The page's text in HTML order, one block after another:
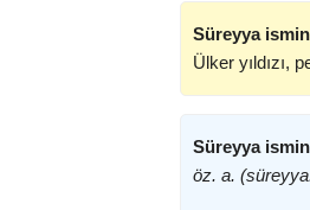
Süreyya
Ülker yıldızı,
Süreyya
öz. a.